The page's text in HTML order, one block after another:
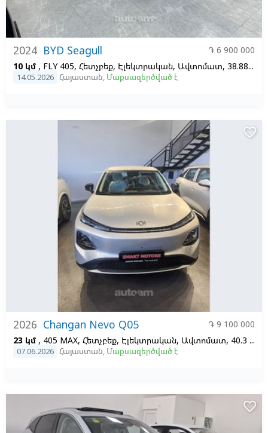
2024 BYD Seagull
֏ 6 900 000
10 կմ , FLY 405, Հետչբեք, Էլեկտրական, Ավտոմատ, 38.88 KW/H, 1
14.05.2026 Հայաստան, Մաքսազերծված է
2026 Changan Nevo Q05
֏ 9 100 000
23 կմ , 405 MAX, Հետչբեք, Էլեկտրական, Ավտոմատ, 40.3 KW/H, 1
07.06.2026 Հայաստան, Մաքսազերծված է
favorite_border
favorite_border